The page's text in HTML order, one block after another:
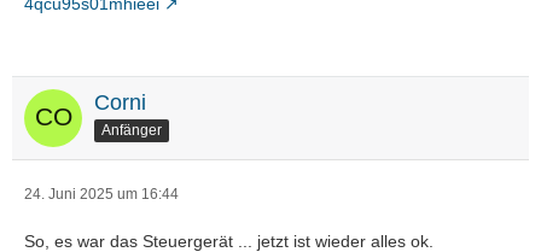
Corni
Anfänger
24. Juni 2025 um 16:44
So, es war das Steuergerät ... jetzt ist wieder alles ok.